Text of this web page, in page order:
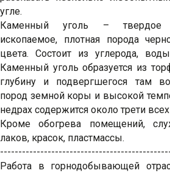
угле.
Каменный уголь – твердое
ископаемое, плотная порода
цвета. Состоит из углерода,
Каменный уголь образуется из
глубину и подвергшегося там
пород земной коры и высокой
недрах содержится около трети
Кроме обогрева помещений,
лаков, красок, пластмассы.
Работа в горнодобывающей